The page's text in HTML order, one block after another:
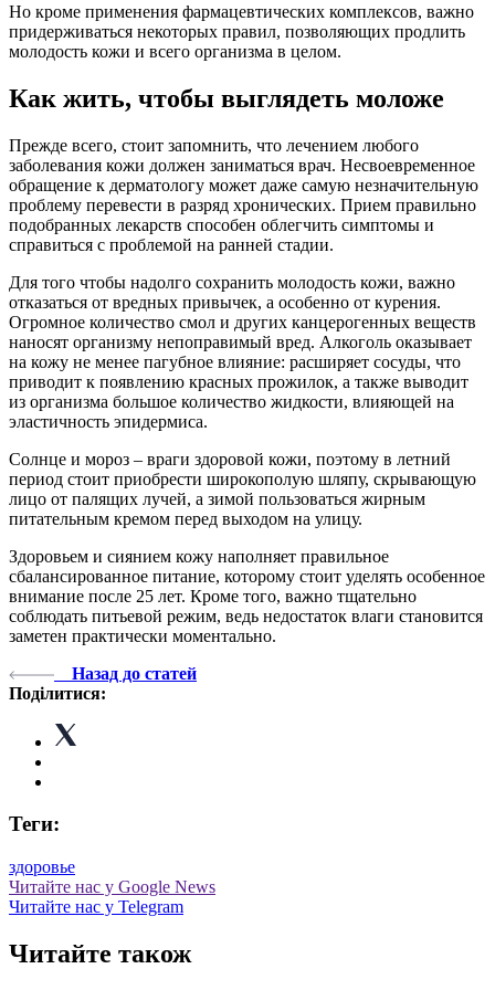
Но кроме применения фармацевтических комплексов, важно
придерживаться некоторых правил, позволяющих продлить
молодость кожи и всего организма в целом.
Как жить, чтобы выглядеть моложе
Прежде всего, стоит запомнить, что лечением любого
заболевания кожи должен заниматься врач. Несвоевременное
обращение к дерматологу может даже самую незначительную
проблему перевести в разряд хронических. Прием правильно
подобранных лекарств способен облегчить симптомы и
справиться с проблемой на ранней стадии.
Для того чтобы надолго сохранить молодость кожи, важно
отказаться от вредных привычек, а особенно от курения.
Огромное количество смол и других канцерогенных веществ
наносят организму непоправимый вред. Алкоголь оказывает
на кожу не менее пагубное влияние: расширяет сосуды, что
приводит к появлению красных прожилок, а также выводит
из организма большое количество жидкости, влияющей на
эластичность эпидермиса.
Солнце и мороз – враги здоровой кожи, поэтому в летний
период стоит приобрести широкополую шляпу, скрывающую
лицо от палящих лучей, а зимой пользоваться жирным
питательным кремом перед выходом на улицу.
Здоровьем и сиянием кожу наполняет правильное
сбалансированное питание, которому стоит уделять особенное
внимание после 25 лет. Кроме того, важно тщательно
соблюдать питьевой режим, ведь недостаток влаги становится
заметен практически моментально.
Назад до статей
Поділитися:
Теги:
здоровье
Читайте нас у Google News
Читайте нас у Telegram
Читайте також